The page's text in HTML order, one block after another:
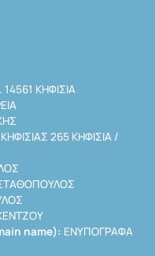
ΚΗΦΙΣΙΑ
265 ΚΗΦΙΣΙΑ /
name): ΕΝΥΠΟΓΡΑΦΑ